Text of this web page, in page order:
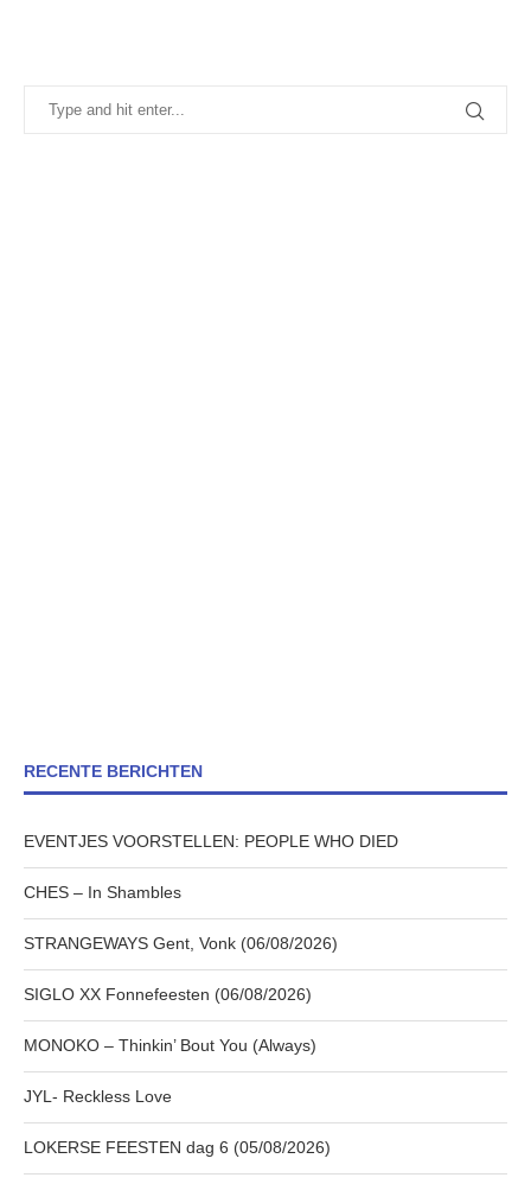
RECENTE BERICHTEN
EVENTJES VOORSTELLEN: PEOPLE WHO DIED
CHES – In Shambles
STRANGEWAYS Gent, Vonk (06/08/2026)
SIGLO XX Fonnefeesten (06/08/2026)
MONOKO – Thinkin’ Bout You (Always)
JYL- Reckless Love
LOKERSE FEESTEN dag 6 (05/08/2026)